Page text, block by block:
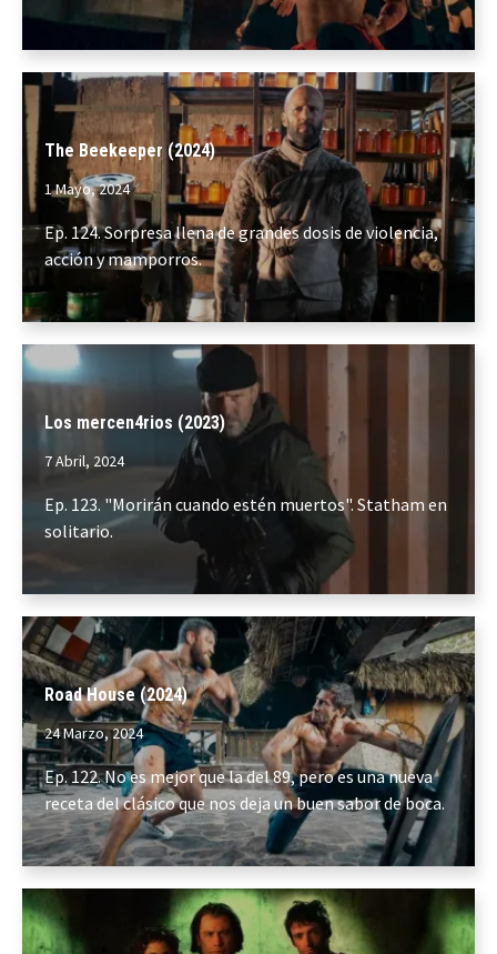
The Beekeeper (2024)
1 Mayo, 2024
Ep. 124. Sorpresa llena de grandes dosis de violencia,
acción y mamporros.
Los mercen4rios (2023)
7 Abril, 2024
Ep. 123. "Morirán cuando estén muertos". Statham en
solitario.
Road House (2024)
24 Marzo, 2024
Ep. 122. No es mejor que la del 89, pero es una nueva
receta del clásico que nos deja un buen sabor de boca.